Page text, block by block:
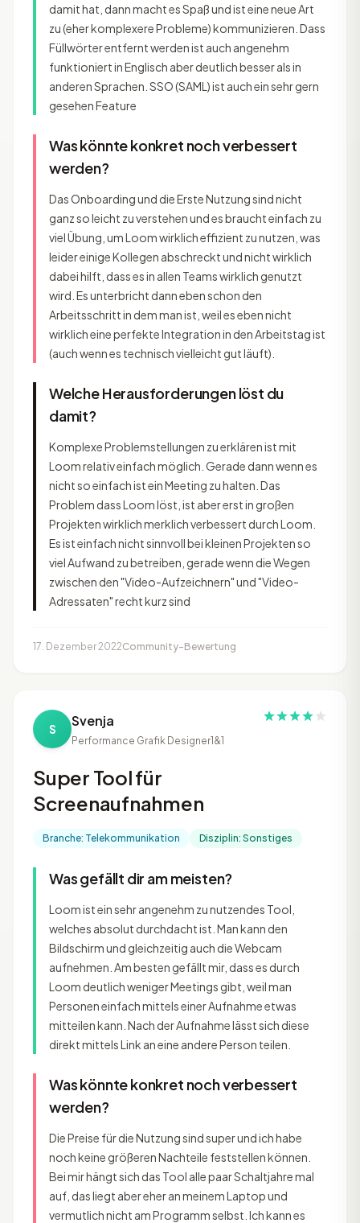
damit hat, dann macht es Spaß und ist eine neue Art
zu (eher komplexere Probleme) kommunizieren. Dass
Füllwörter entfernt werden ist auch angenehm
funktioniert in Englisch aber deutlich besser als in
anderen Sprachen. SSO (SAML) ist auch ein sehr gern
gesehen Feature
Was könnte konkret noch verbessert
werden?
Das Onboarding und die Erste Nutzung sind nicht
ganz so leicht zu verstehen und es braucht einfach zu
viel Übung, um Loom wirklich effizient zu nutzen, was
leider einige Kollegen abschreckt und nicht wirklich
dabei hilft, dass es in allen Teams wirklich genutzt
wird. Es unterbricht dann eben schon den
Arbeitsschritt in dem man ist, weil es eben nicht
wirklich eine perfekte Integration in den Arbeitstag ist
(auch wenn es technisch vielleicht gut läuft).
Welche Herausforderungen löst du
damit?
Komplexe Problemstellungen zu erklären ist mit
Loom relativ einfach möglich. Gerade dann wenn es
nicht so einfach ist ein Meeting zu halten. Das
Problem dass Loom löst, ist aber erst in großen
Projekten wirklich merklich verbessert durch Loom.
Es ist einfach nicht sinnvoll bei kleinen Projekten so
viel Aufwand zu betreiben, gerade wenn die Wegen
zwischen den "Video-Aufzeichnern" und "Video-
Adressaten" recht kurz sind
17. Dezember 2022Community-Bewertung
S Svenja
Performance Grafik Designer1&1
Super Tool für
Screenaufnahmen
Branche: Telekommunikation Disziplin: Sonstiges
Was gefällt dir am meisten?
Loom ist ein sehr angenehm zu nutzendes Tool,
welches absolut durchdacht ist. Man kann den
Bildschirm und gleichzeitig auch die Webcam
aufnehmen. Am besten gefällt mir, dass es durch
Loom deutlich weniger Meetings gibt, weil man
Personen einfach mittels einer Aufnahme etwas
mitteilen kann. Nach der Aufnahme lässt sich diese
direkt mittels Link an eine andere Person teilen.
Was könnte konkret noch verbessert
werden?
Die Preise für die Nutzung sind super und ich habe
noch keine größeren Nachteile feststellen können.
Bei mir hängt sich das Tool alle paar Schaltjahre mal
auf, das liegt aber eher an meinem Laptop und
vermutlich nicht am Programm selbst. Ich kann es